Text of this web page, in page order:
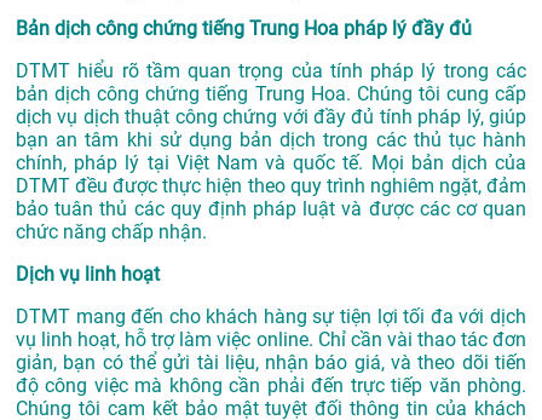
Bản dịch công chứng tiếng Trung Hoa pháp lý đầy đủ
DTMT hiểu rõ tầm quan trọng của tính pháp lý trong các
bản dịch công chứng tiếng Trung Hoa. Chúng tôi cung cấp
dịch vụ dịch thuật công chứng với đầy đủ tính pháp lý, giúp
bạn an tâm khi sử dụng bản dịch trong các thủ tục hành
chính, pháp lý tại Việt Nam và quốc tế. Mọi bản dịch của
DTMT đều được thực hiện theo quy trình nghiêm ngặt, đảm
bảo tuân thủ các quy định pháp luật và được các cơ quan
chức năng chấp nhận.
Dịch vụ linh hoạt
DTMT mang đến cho khách hàng sự tiện lợi tối đa với dịch
vụ linh hoạt, hỗ trợ làm việc online. Chỉ cần vài thao tác đơn
giản, bạn có thể gửi tài liệu, nhận báo giá, và theo dõi tiến
độ công việc mà không cần phải đến trực tiếp văn phòng.
Chúng tôi cam kết bảo mật tuyệt đối thông tin của khách